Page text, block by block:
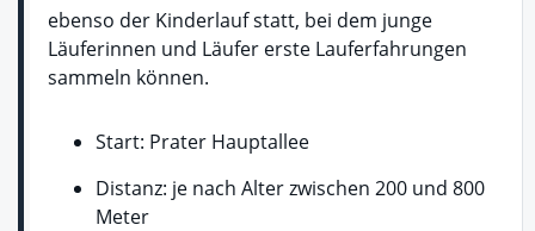
ebenso der Kinderlauf statt, bei dem junge
Läuferinnen und Läufer erste Lauferfahrungen
sammeln können.
Start: Prater Hauptallee
Distanz: je nach Alter zwischen 200 und 800
Meter